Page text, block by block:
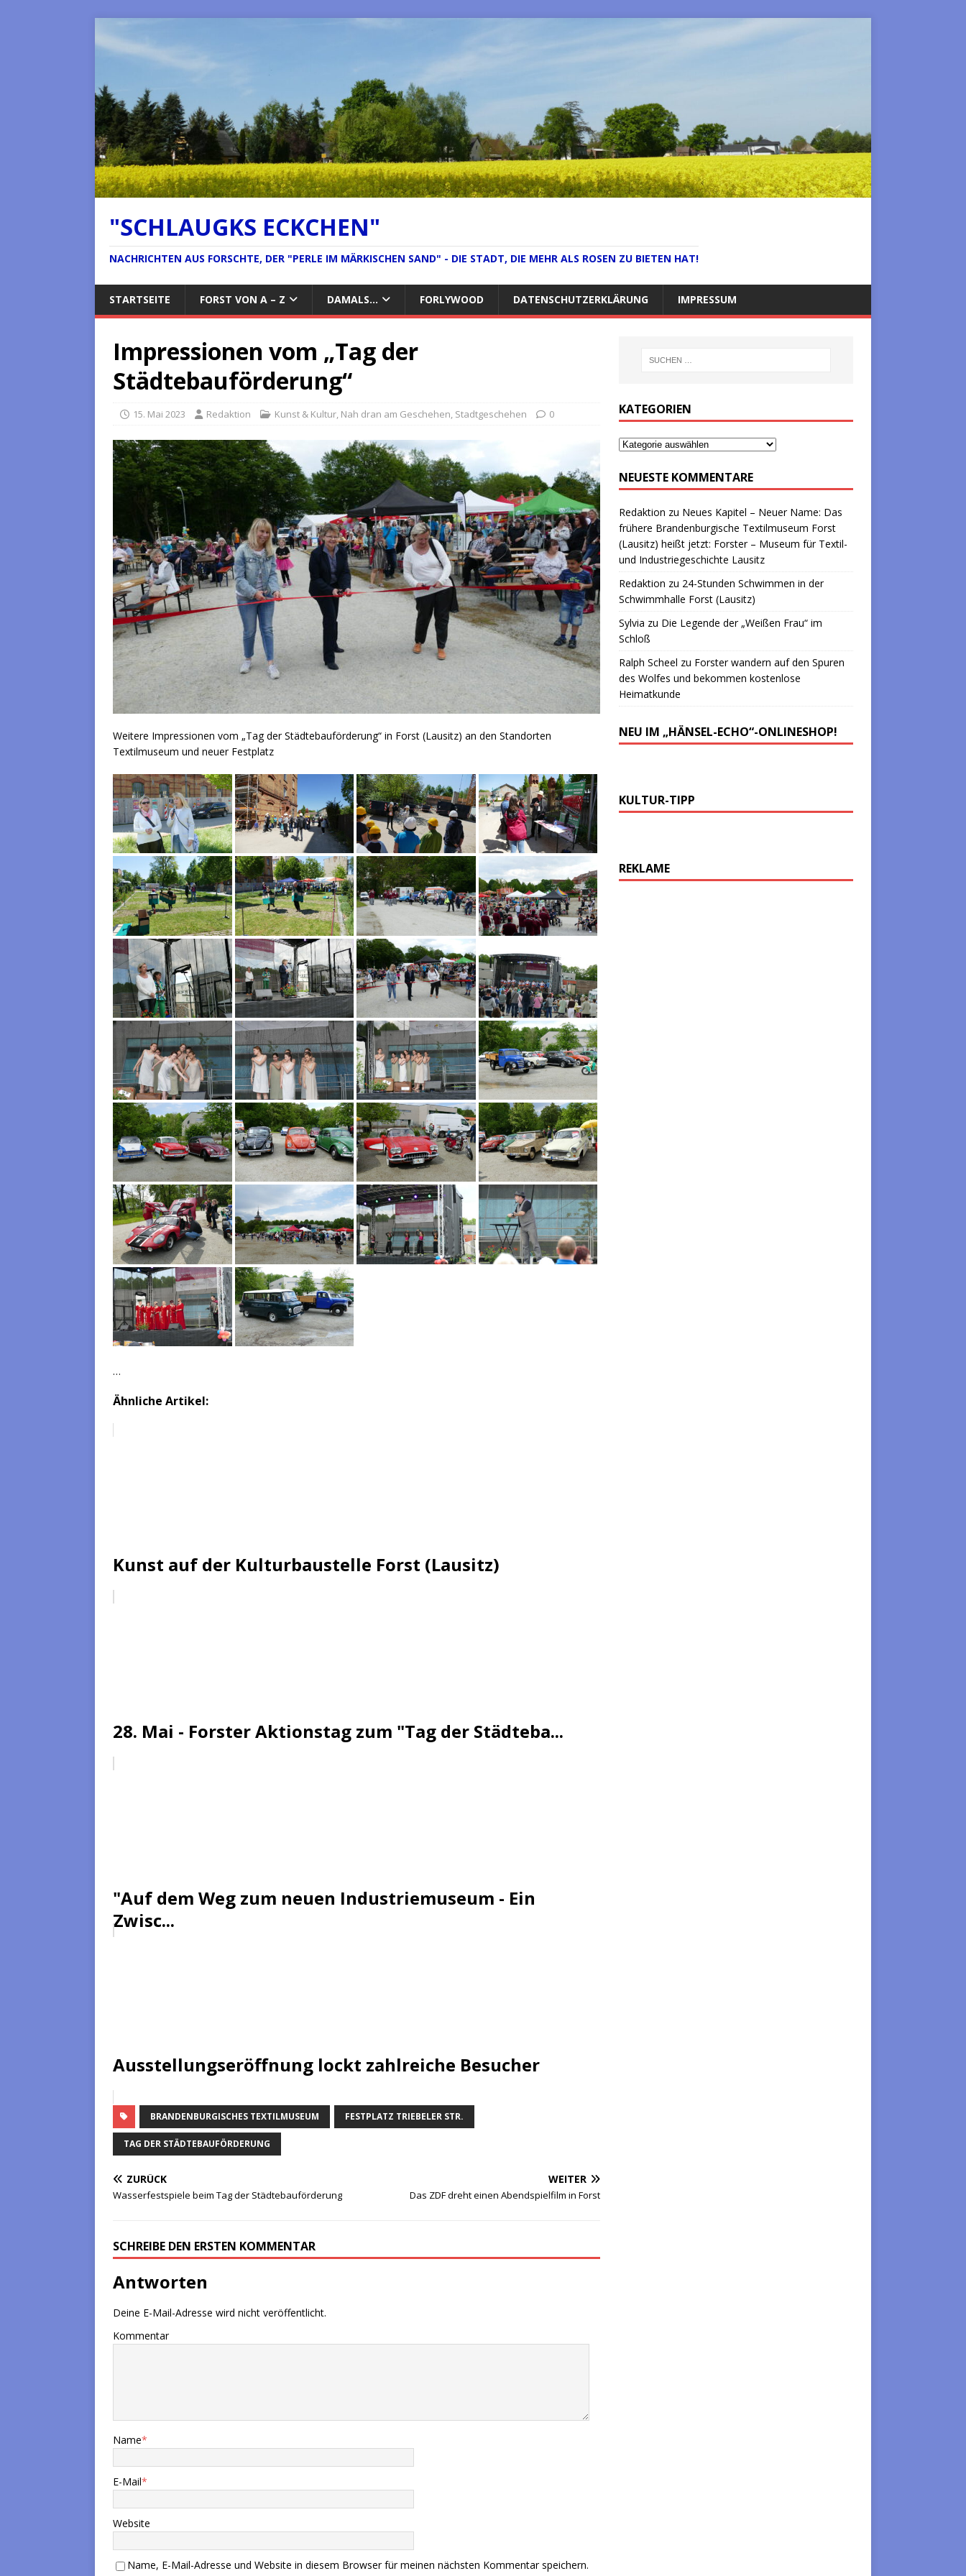
"SCHLAUGKS ECKCHEN"
NACHRICHTEN AUS FORSCHTE, DER "PERLE IM MÄRKISCHEN SAND" - DIE STADT, DIE MEHR ALS ROSEN ZU BIETEN HAT!
STARTSEITE FORST VON A – Z DAMALS… FORLYWOOD DATENSCHUTZERKLÄRUNG IMPRESSUM
Impressionen vom „Tag der
Städtebauförderung“
15. Mai 2023 Redaktion Kunst & Kultur, Nah dran am Geschehen, Stadtgeschehen 0
Weitere Impressionen vom „Tag der Städtebauförderung“ in Forst (Lausitz) an den Standorten
Textilmuseum und neuer Festplatz
…
Ähnliche Artikel:
Kunst auf der Kulturbaustelle Forst (Lausitz)
28. Mai - Forster Aktionstag zum "Tag der Städteba...
"Auf dem Weg zum neuen Industriemuseum - Ein
Zwisc...
Ausstellungseröffnung lockt zahlreiche Besucher
BRANDENBURGISCHES TEXTILMUSEUM FESTPLATZ TRIEBELER STR.
TAG DER STÄDTEBAUFÖRDERUNG
ZURÜCK
Wasserfestspiele beim Tag der Städtebauförderung
WEITER
Das ZDF dreht einen Abendspielfilm in Forst
SCHREIBE DEN ERSTEN KOMMENTAR
Antworten
Deine E-Mail-Adresse wird nicht veröffentlicht.
Kommentar
Name*
E-Mail*
Website
Name, E-Mail-Adresse und Website in diesem Browser für meinen nächsten Kommentar speichern.
KATEGORIEN
NEUESTE KOMMENTARE
Redaktion zu Neues Kapitel – Neuer Name: Das
frühere Brandenburgische Textilmuseum Forst
(Lausitz) heißt jetzt: Forster – Museum für Textil-
und Industriegeschichte Lausitz
Redaktion zu 24-Stunden Schwimmen in der
Schwimmhalle Forst (Lausitz)
Sylvia zu Die Legende der „Weißen Frau“ im
Schloß
Ralph Scheel zu Forster wandern auf den Spuren
des Wolfes und bekommen kostenlose
Heimatkunde
NEU IM „HÄNSEL-ECHO“-ONLINESHOP!
KULTUR-TIPP
REKLAME